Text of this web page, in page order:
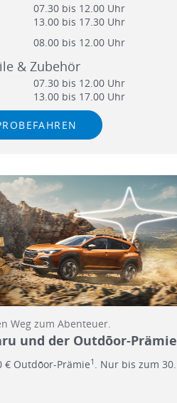
07.30 bis 12.00 Uhr
13.00 bis 17.30 Uhr
08.00 bis 12.00 Uhr
& Zubehör
07.30 bis 12.00 Uhr
13.00 bis 17.00 Uhr
Weg zum Abenteuer.
und der Outdōor-Prämie
€ Outdōor-Prämie1 . Nur bis zum 30.